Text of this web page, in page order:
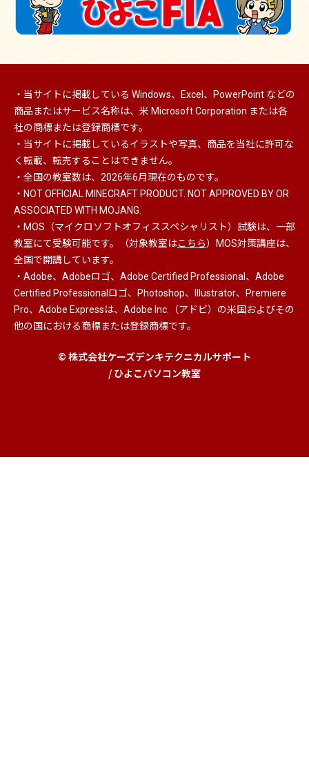
・当サイトに掲載している Windows、Excel、PowerPoint などの
商品またはサービス名称は、米 Microsoft Corporation または各
社の商標または登録商標です。
・当サイトに掲載しているイラストや写真、商品を当社に許可な
く転載、転売することはできません。
・全国の教室数は、2026年6月現在のものです。
・NOT OFFICIAL MINECRAFT PRODUCT. NOT APPROVED BY OR
ASSOCIATED WITH MOJANG.
・MOS（マイクロソフトオフィススペシャリスト） 試験は、一部
教室にて受験可能です。（対象教室はこちら）MOS対策講座は、
全国で開講しています。
・Adobe、Adobeロゴ、Adobe Certified Professional、Adobe
Certified Professionalロゴ、Photoshop、Illustrator、Premiere
Pro、Adobe Expressは、Adobe Inc.（アドビ）の米国およびその
他の国における商標または登録商標です。
© 株式会社ケーズデンキテクニカルサポート
/ ひよこパソコン教室